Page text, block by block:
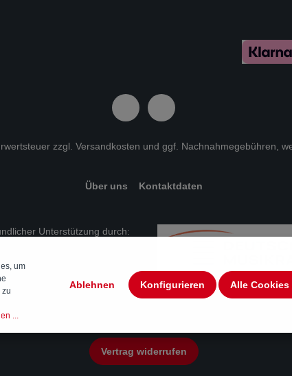
zzgl. Versandkosten und ggf. Nachnahmegebühren,
Über uns Kontaktdaten
Unterstützung durch:
Vertrag widerrufen
um
zu
...
Ablehnen Konfigurieren Alle Cookies